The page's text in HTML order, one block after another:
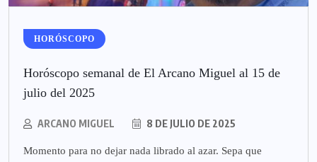
HORÓSCOPO
Horóscopo semanal de El Arcano Miguel al 15 de
julio del 2025
ARCANO MIGUEL 8 DE JULIO DE 2025
Momento para no dejar nada librado al azar. Sepa que